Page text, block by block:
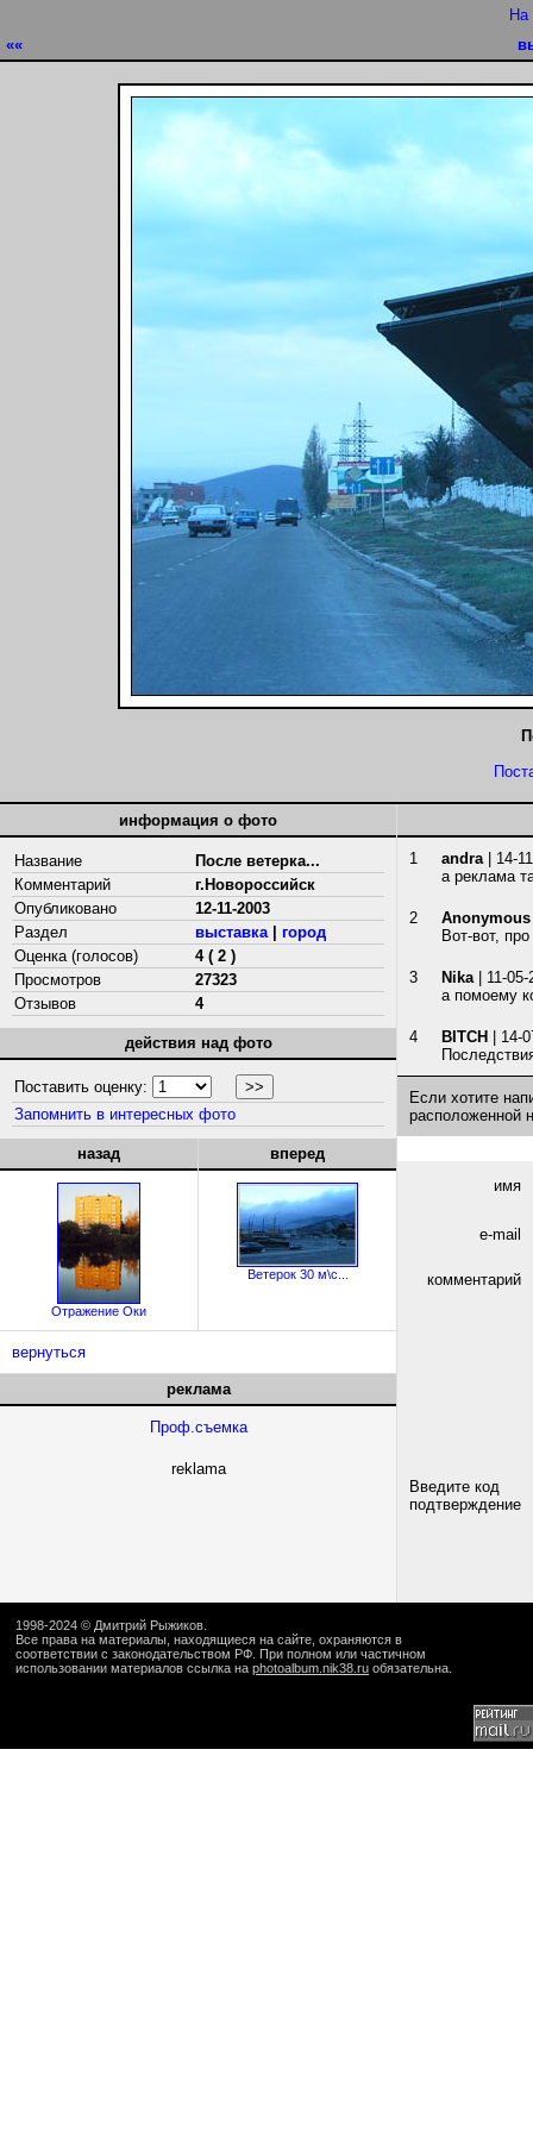
На
««
информация о фото
Название
После ветерка...
Комментарий
г.Новороссийск
Опубликовано
12-11-2003
Раздел
выставка| город
Оценка (голосов)
4 ( 2 )
Просмотров
27323
Отзывов
4
действия над фото
Поставить оценку:
Запомнить в интересных фото
назад
Отражение Оки
вперед
Ветерок 30 м\с...
вернуться
реклама
Проф.съемка
reklama
1 andra| 14-
а реклама
2 Anonymous
Вот-вот,
3 Nika| 11-05-
а помоему
4 BITCH
| 14-
Если хотите
расположенной
имя
e-mail
комментарий
Введите код
подтверждение
1998-2024 © Дмитрий Рыжиков
Все права на материалы, находящиеся на сайте, охраняются в
соответствии с законодательством РФ. При полном или частичном
использовании материалов ссылка на photoalbum.nik38.ru обязательна.